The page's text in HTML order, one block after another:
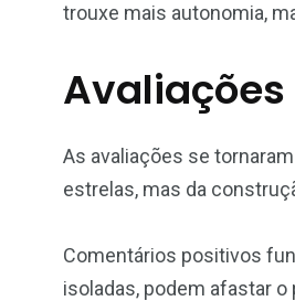
trouxe mais autonomia,
As avaliações se
estrelas, mas da
Comentários positivos
isoladas, podem afastar